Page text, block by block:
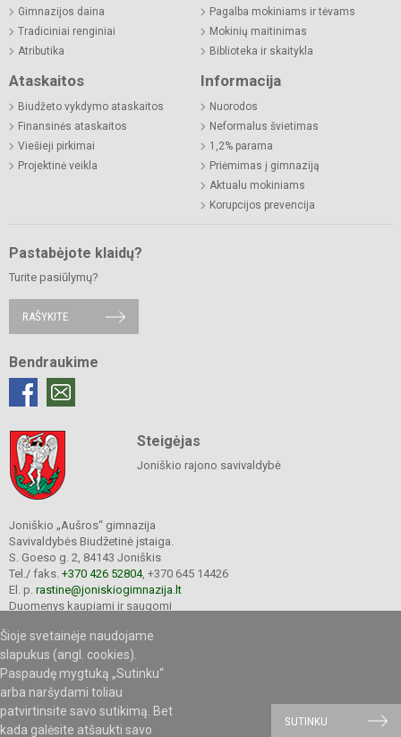
Šioje svetainėje naudojame
slapukus (angl. cookies).
Paspaudę mygtuką „Sutinku“
arba naršydami toliau
patvirtinsite savo sutikimą. Bet
kada galėsite atšaukti savo
SUTINKU
Gimnazijos daina
Tradiciniai renginiai
Atributika
Pagalba mokiniams ir tėvams
Mokinių maitinimas
Biblioteka ir skaitykla
Ataskaitos
Biudžeto vykdymo ataskaitos
Finansinės ataskaitos
Viešieji pirkimai
Projektinė veikla
Informacija
Nuorodos
Neformalus švietimas
1,2% parama
Priėmimas į gimnaziją
Aktualu mokiniams
Korupcijos prevencija
Pastabėjote klaidų?
Turite pasiūlymų?
RAŠYKITE
Bendraukime
Steigėjas
Joniškio rajono savivaldybė
Joniškio „Aušros“ gimnazija
Savivaldybės Biudžetinė įstaiga.
S. Goeso g. 2, 84143 Joniškis
Tel./ faks. +370 426 52804, +370 645 14426
El. p. rastine@joniskiogimnazija.lt
Duomenys kaupiami ir saugomi
Įmonės kodas 290565040
© 2020. Joniškio „Aušros“ gimnazija. Visos teisės saugomos.
Kopijuoti turinį be raštiško gimnazijos sutikimo griežtai draudžiama.